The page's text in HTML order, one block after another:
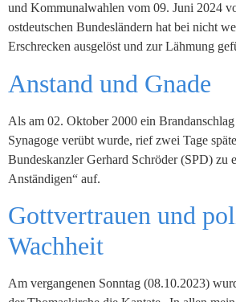
und Kommunalwahlen vom 09. Juni 2024
ostdeutschen Bundesländern hat bei nicht
Erschrecken ausgelöst und zur Lähmung
Anstand und Gnade
Als am 02. Oktober 2000 ein
Synagoge verübt wurde, rief zwei Tage
Bundeskanzler Gerhard Schröder (SPD) zu
Anständigen“ auf.
Gottvertrauen und
Wachheit
Am vergangenen Sonntag (08.10.2023)